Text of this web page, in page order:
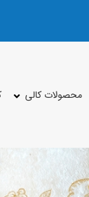
محصولات کالی